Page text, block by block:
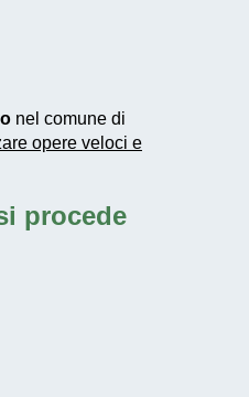
nel comune di
opere veloci e
procede